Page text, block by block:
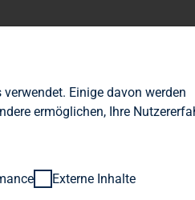
Einige davon werden
ermöglichen, Ihre
Externe Inhalte